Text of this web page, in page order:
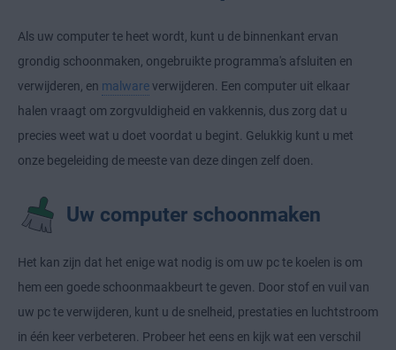
Als uw computer te heet wordt, kunt u de binnenkant ervan
grondig schoonmaken, ongebruikte programma's afsluiten en
verwijderen, en malwareverwijderen. Een computer uit elkaar
halen vraagt om zorgvuldigheid en vakkennis, dus zorg dat u
precies weet wat u doet voordat u begint. Gelukkig kunt u met
onze begeleiding de meeste van deze dingen zelf doen.
Uw computer schoonmaken
Het kan zijn dat het enige wat nodig is om uw pc te koelen is om
hem een goede schoonmaakbeurt te geven. Door stof en vuil van
uw pc te verwijderen, kunt u de snelheid, prestaties en luchtstroom
in één keer verbeteren. Probeer het eens en kijk wat een verschil